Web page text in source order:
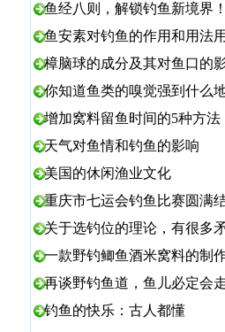
鱼经八则，解锁钓鱼新境界！
鱼安素对钓鱼的作用和用法
樟脑球的成分及其对鱼口的
你知道鱼类的嗅觉强到什么
增加窝料留鱼时间的5种方法
天气对鱼情和钓鱼的影响
美国的休闲渔业文化
重庆市七运会钓鱼比赛圆满
关于选钓位的理论，有很多
一款野钓鲫鱼酒米窝料的制
再谈野钓鱼道，鱼儿必定会
钓鱼的快乐：古人都懂